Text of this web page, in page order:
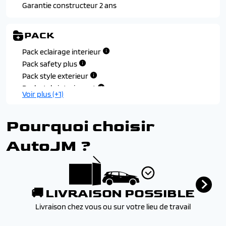
Volant compact, cuir fleur lisse et perfore avec
Vitres arriere, vitres de custode et lunette arriere
Garantie constructeur 2 ans
PACK
Pack eclairage interieur
Pack safety plus
Pack style exterieur
Pack style interieur gt
Voir plus (+1)
Pourquoi choisir
AutoJM ?
🚚 LIVRAISON POSSIBLE
Livraison chez vous ou sur votre lieu de travail